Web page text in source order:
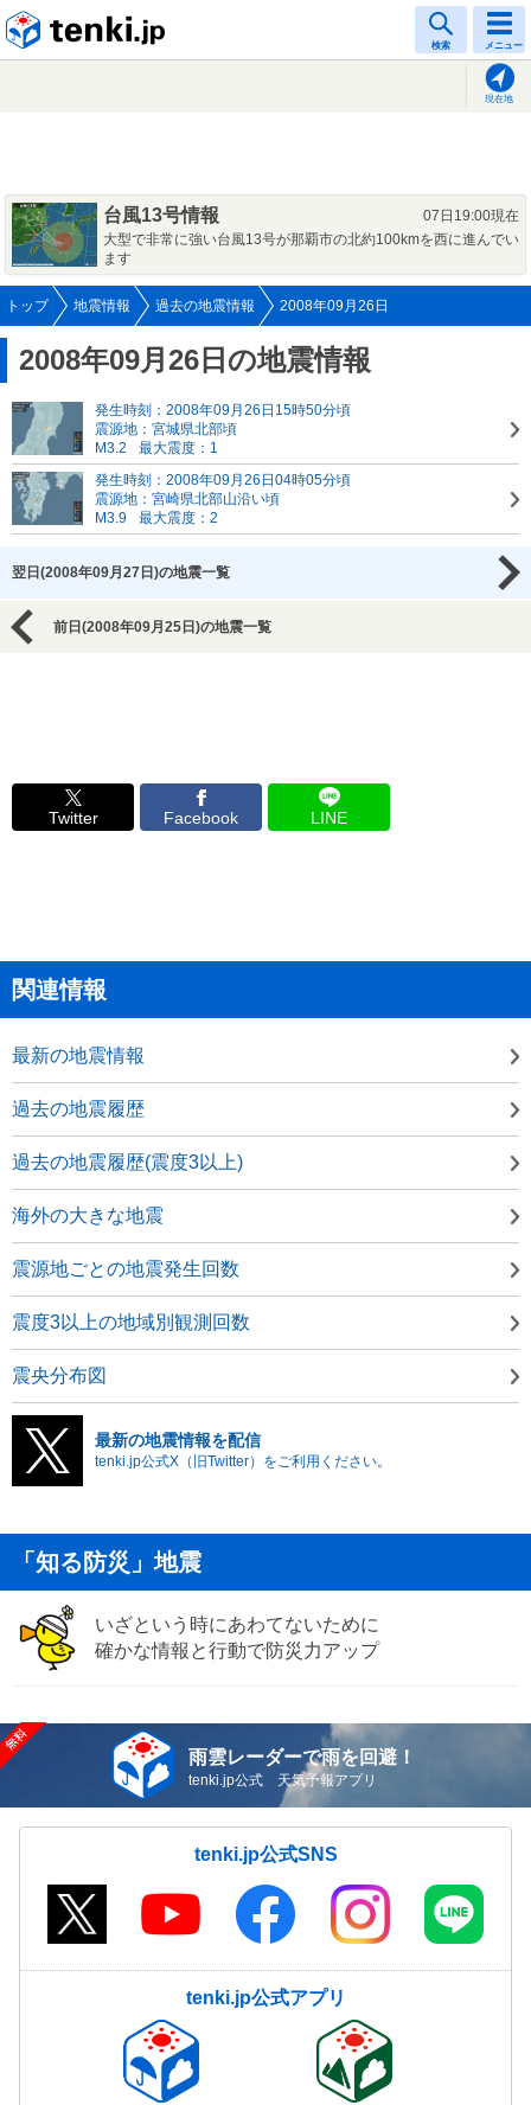
検索 メニュー
現在地
台風13号情報
07日19:00現在
大型で非常に強い台風13号が那覇市の北約100kmを西に進んでい
ます
トップ 地震情報 過去の地震情報 2008年09月26日
2008年09月26日の地震情報
発生時刻：2008年09月26日15時50分頃
震源地：宮城県北部頃
M3.2
最大震度：1
発生時刻：2008年09月26日04時05分頃
震源地：宮崎県北部山沿い頃
M3.9
最大震度：2
翌日(2008年09月27日)の地震一覧
前日(2008年09月25日)の地震一覧
Twitter Facebook LINE
関連情報
最新の地震情報
過去の地震履歴
過去の地震履歴(震度3以上)
海外の大きな地震
震源地ごとの地震発生回数
震度3以上の地域別観測回数
震央分布図
最新の地震情報を配信
tenki.jp公式X（旧Twitter）をご利用ください。
「知る防災」地震
いざという時にあわてないために
確かな情報と行動で防災力アップ
雨雲レーダーで雨を回避！
tenki.jp公式 天気予報アプリ
tenki.jp公式SNS
tenki.jp公式アプリ